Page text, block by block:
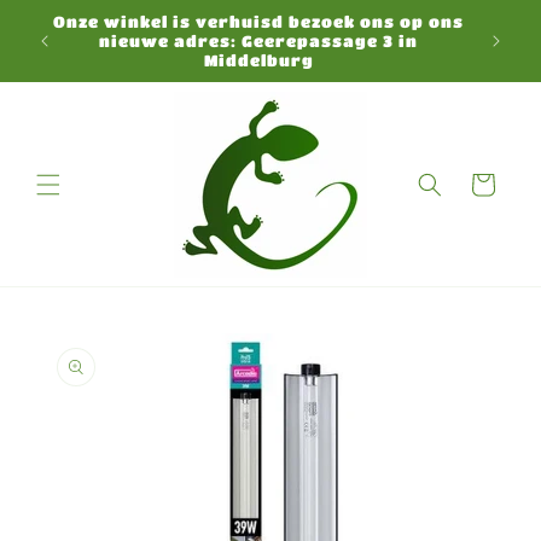
naar de
content
Onze winkel is verhuisd bezoek ons op ons
nieuwe adres: Geerepassage 3 in
Middelburg
Winkelwagen
Preorder